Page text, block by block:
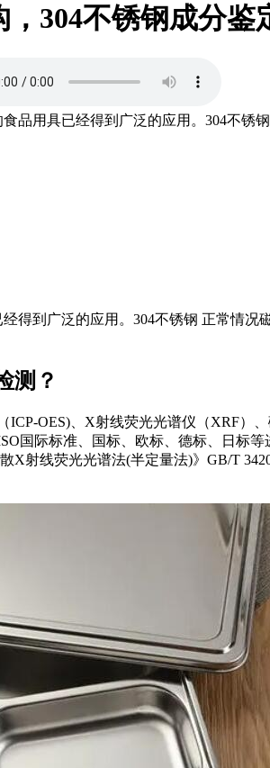
304不锈钢成分鉴
品用具已经得到广泛的应用。304不
得到广泛的应用。304不锈钢 正常情
测？
ICP-OES)、X射线荧光光谱仪（XRF）
国际标准、国标、欧标、德标、日标
X射线荧光光谱法(半定量法)》GB/T